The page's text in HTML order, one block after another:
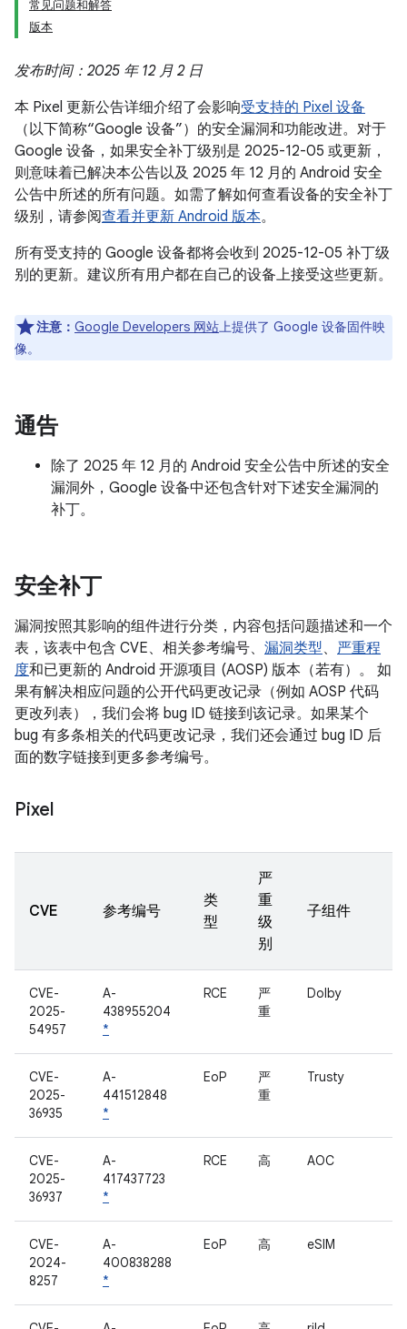
常见问题和解答
版本
发布时间：2025 年 12 月 2 日
本 Pixel 更新公告详细介绍了会影响受支持的 Pixel 设备
（以下简称“Google 设备”）的安全漏洞和功能改进。对于
Google 设备，如果安全补丁级别是 2025-12-05 或更新，
则意味着已解决本公告以及 2025 年 12 月的 Android 安全
公告中所述的所有问题。如需了解如何查看设备的安全补丁
级别，请参阅查看并更新 Android 版本。
所有受支持的 Google 设备都将会收到 2025-12-05 补丁级
别的更新。建议所有用户都在自己的设备上接受这些更新。
注意： Google Developers 网站上提供了 Google 设备固件映
像。
通告
除了 2025 年 12 月的 Android 安全公告中所述的安全
漏洞外，Google 设备中还包含针对下述安全漏洞的
补丁。
安全补丁
漏洞按照其影响的组件进行分类，内容包括问题描述和一个
表，该表中包含 CVE、相关参考编号、 漏洞类型、 严重程
度和已更新的 Android 开源项目 (AOSP) 版本（若有）。 如
果有解决相应问题的公开代码更改记录（例如 AOSP 代码
更改列表），我们会将 bug ID 链接到该记录。如果某个
bug 有多条相关的代码更改记录，我们还会通过 bug ID 后
面的数字链接到更多参考编号。
Pixel
CVE 参考编号
类
型
严
重
级
别
子组件
CVE-
2025-
54957
A-
438955204
*
RCE
严
重
Dolby
CVE-
2025-
36935
A-
441512848
*
EoP
严
重
Trusty
CVE-
2025-
36937
A-
417437723
*
RCE 高 AOC
CVE-
2024-
8257
A-
400838288
*
EoP 高 eSIM